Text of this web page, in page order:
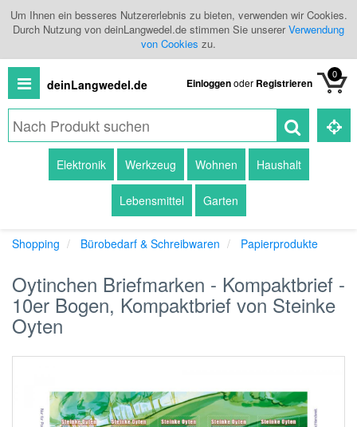
Um Ihnen ein besseres Nutzererlebnis zu bieten, verwenden wir Cookies.
Durch Nutzung von deinLangwedel.de stimmen Sie unsererVerwendung
von Cookies zu.
deinLangwedel.de Einloggenoder Registrieren
0
Produkte
Händlerübersicht
Branchenbuch
Elektronik Werkzeug Wohnen Haushalt
Lebensmittel Garten
Shopping Bürobedarf & Schreibwaren Papierprodukte
Oytinchen Briefmarken - Kompaktbrief -
10er Bogen, Kompaktbrief von Steinke
Oyten